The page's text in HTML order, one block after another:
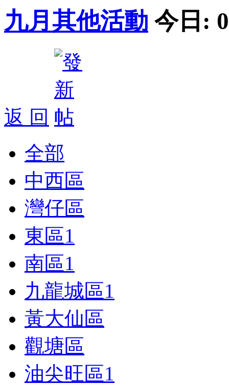
九月其他活動 今日: 0
返 回
全部
中西區
灣仔區
東區1
南區1
九龍城區1
黃大仙區
觀塘區
油尖旺區1